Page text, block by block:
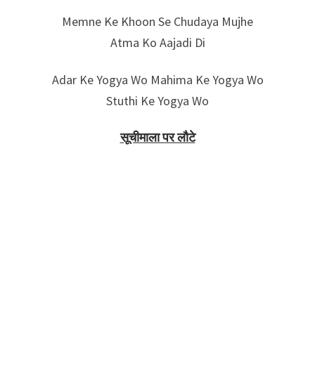
Memne Ke Khoon Se Chudaya Mujhe
Atma Ko Aajadi Di
Adar Ke Yogya Wo Mahima Ke Yogya Wo
Stuthi Ke Yogya Wo
सूचीमाला पर लौटे